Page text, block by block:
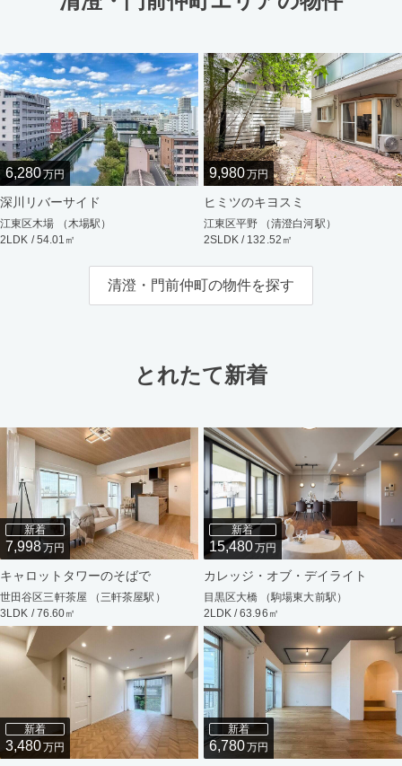
6,280万円
深川リバーサイド
江東区木場 （木場駅）
2LDK / 54.01㎡
9,980万円
ヒミツのキヨスミ
江東区平野 （清澄白河駅）
2SLDK / 132.52㎡
清澄・門前仲町の物件を探す
とれたて新着
新着
7,998万円
キャロットタワーのそばで
世田谷区三軒茶屋 （三軒茶屋駅）
3LDK / 76.60㎡
新着
15,480万円
カレッジ・オブ・デイライト
目黒区大橋 （駒場東大前駅）
2LDK / 63.96㎡
新着
3,480万円
新着
6,780万円